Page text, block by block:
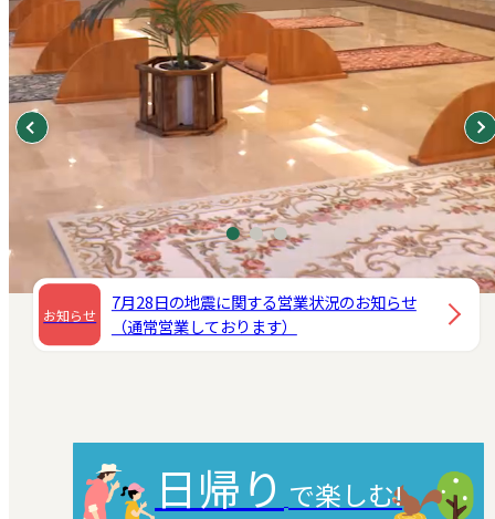
お知らせ
7月28日の地震に関する営業状況のお知らせ
（通常営業しております）
日帰り で楽しむ!